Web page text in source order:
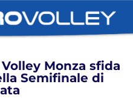
Volley Monza sfida
Semifinale di